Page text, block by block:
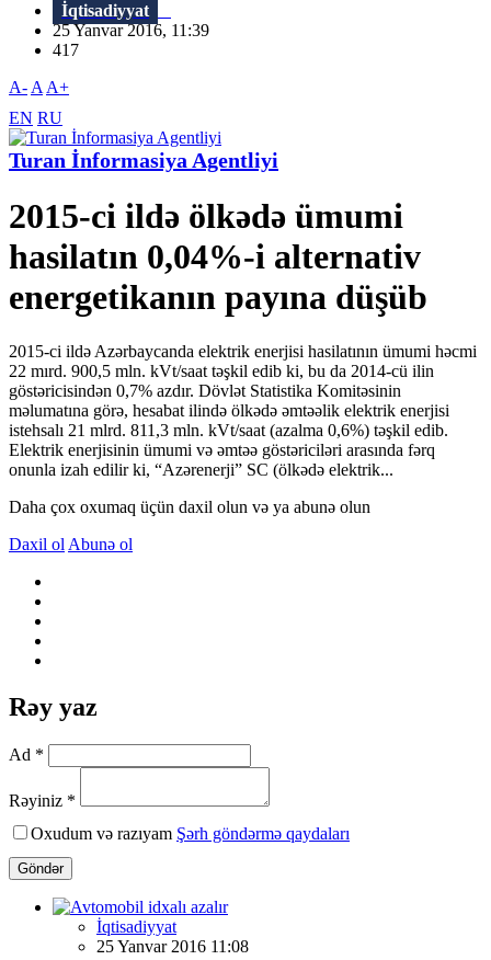
İqtisadiyyat
25 Yanvar 2016, 11:39
417
A- A A+
EN RU
Turan İnformasiya Agentliyi
2015-ci ildə ölkədə ümumi
hasilatın 0,04%-i alternativ
energetikanın payına düşüb
2015-ci ildə Azərbaycanda elektrik enerjisi hasilatının ümumi həcmi
22 mırd. 900,5 mln. kVt/saat təşkil edib ki, bu da 2014-cü ilin
göstəricisindən 0,7% azdır. Dövlət Statistika Komitəsinin
məlumatına görə, hesabat ilində ölkədə əmtəəlik elektrik enerjisi
istehsalı 21 mlrd. 811,3 mln. kVt/saat (azalma 0,6%) təşkil edib.
Elektrik enerjisinin ümumi və əmtəə göstəriciləri arasında fərq
onunla izah edilir ki, “Azərenerji” SC (ölkədə elektrik...
Daha çox oxumaq üçün daxil olun və ya abunə olun
Daxil ol Abunə ol
Rəy yaz
Ad *
Rəyiniz *
Oxudum və razıyam Şərh göndərmə qaydaları
Göndər
İqtisadiyyat
25 Yanvar 2016 11:08